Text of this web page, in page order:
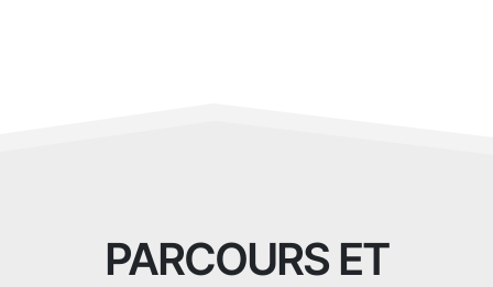
PARCOURS ET